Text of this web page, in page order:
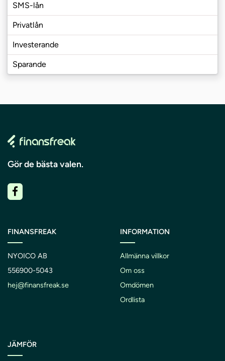
SMS-lån
Privatlån
Investerande
Sparande
Gör de bästa valen.
FINANSFREAK
NYOICO AB
556900-5043
hej@finansfreak.se
INFORMATION
Allmänna villkor
Om oss
Omdömen
Ordlista
JÄMFÖR